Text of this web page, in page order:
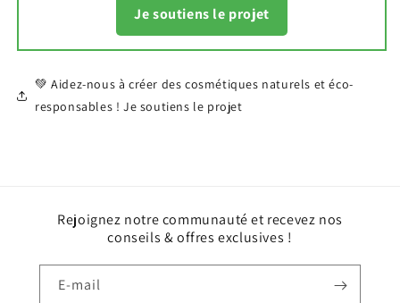
Je soutiens le projet
💚 Aidez-nous à créer des cosmétiques naturels et éco-
responsables ! Je soutiens le projet
Rejoignez notre communauté et recevez nos
conseils & offres exclusives !
E-mail